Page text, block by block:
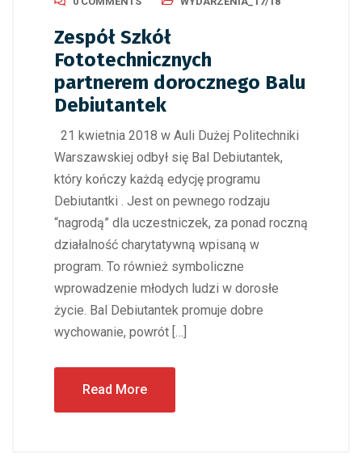
Zespół Szkół
Fototechnicznych
partnerem dorocznego Balu
Debiutantek
21 kwietnia 2018 w Auli Dużej Politechniki
Warszawskiej odbył się Bal Debiutantek,
który kończy każdą edycję programu
Debiutantki . Jest on pewnego rodzaju
“nagrodą” dla uczestniczek, za ponad roczną
działalność charytatywną wpisaną w
program. To również symboliczne
wprowadzenie młodych ludzi w dorosłe
życie. Bal Debiutantek promuje dobre
wychowanie, powrót […]
Read More